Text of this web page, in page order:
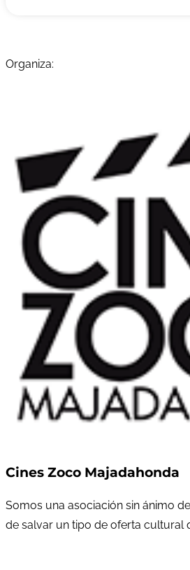
Organiza:
Cines Zoco Majadahonda
Somos una asociación sin ánimo
de salvar un tipo de oferta cultural